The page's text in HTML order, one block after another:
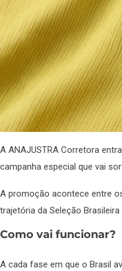
A ANAJUSTRA Corretora
campanha especial que vai
A promoção acontece entre
trajetória da Seleção Brasileira
Como vai funcionar?
A cada fase em que o Brasil